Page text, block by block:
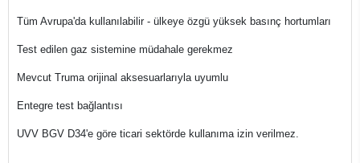
Tüm Avrupa'da kullanılabilir - ülkeye özgü yüksek basınç hortumları
Test edilen gaz sistemine müdahale gerekmez
Mevcut Truma orijinal aksesuarlarıyla uyumlu
Entegre test bağlantısı
UVV BGV D34'e göre ticari sektörde kullanıma izin verilmez.